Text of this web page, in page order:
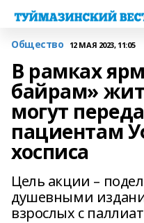
Общество 12 МАЯ 2023, 11:05
В рамках
байрам»
могут
пациентам
хосписа
Цель акции –
душевными
взрослых с